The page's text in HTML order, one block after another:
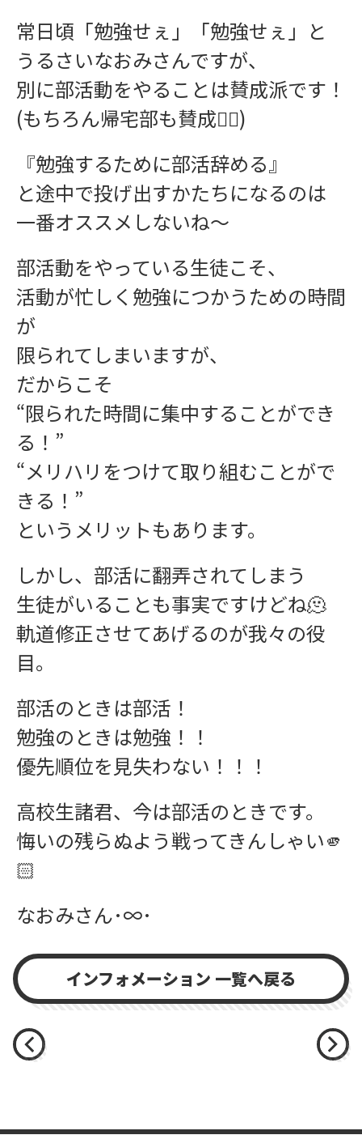
インフォメーション
お問い合わせ
常日頃「勉強せぇ」「勉強せぇ」と
うるさいなおみさんですが、
別に部活動をやることは賛成派です！
(もちろん帰宅部も賛成✋🏻)
『勉強するために部活辞める』
と途中で投げ出すかたちになるのは
一番オススメしないね〜
部活動をやっている生徒こそ、
活動が忙しく勉強につかうための時間
が
限られてしまいますが、
だからこそ
“限られた時間に集中することができ
る！”
“メリハリをつけて取り組むことがで
きる！”
というメリットもあります。
しかし、部活に翻弄されてしまう
生徒がいることも事実ですけどね🫠
軌道修正させてあげるのが我々の役
目。
部活のときは部活！
勉強のときは勉強！！
優先順位を見失わない！！！
高校生諸君、今は部活のときです。
悔いの残らぬよう戦ってきんしゃい🫵
🏻
なおみさん･∞･
インフォメーション 一覧へ戻る